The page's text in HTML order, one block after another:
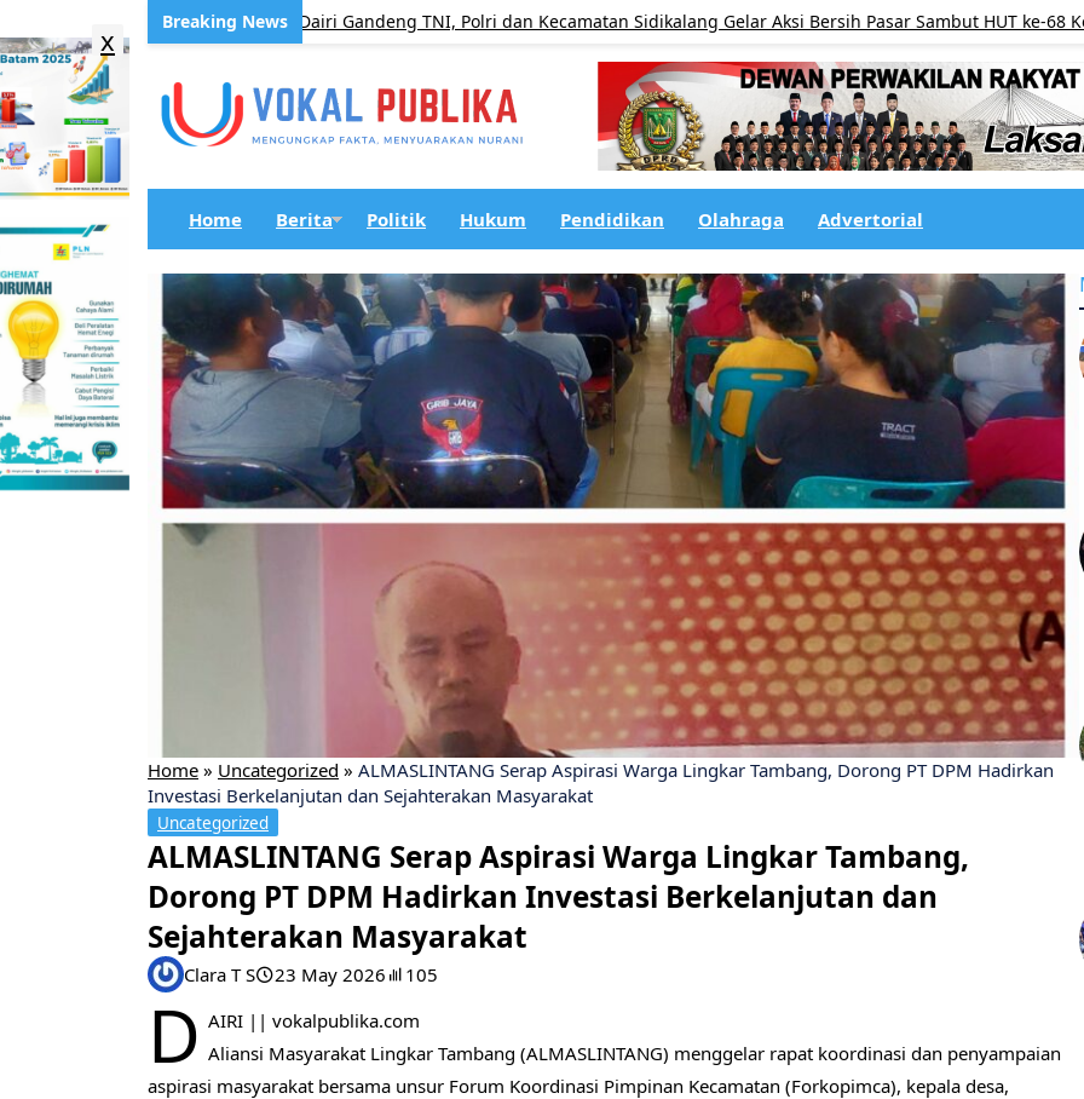
PD Pasar Dairi Gandeng TNI, Polri dan Kecamatan Sidikalang Gelar Aksi Bersih Pasar Sambut HUT ke-68 Korem
Home Berita Politik Hukum Pendidikan Olahraga Advertorial
Home » Uncategorized » ALMASLINTANG Serap Aspirasi Warga Lingkar Tambang, Dorong PT DPM Hadirkan
Investasi Berkelanjutan dan Sejahterakan Masyarakat
Uncategorized
ALMASLINTANG Serap Aspirasi Warga Lingkar Tambang,
Dorong PT DPM Hadirkan Investasi Berkelanjutan dan
Sejahterakan Masyarakat
Clara T S 23 May 2026 105
D AIRI || vokalpublika.com
Aliansi Masyarakat Lingkar Tambang (ALMASLINTANG) menggelar rapat koordinasi dan penyampaian
aspirasi masyarakat bersama unsur Forum Koordinasi Pimpinan Kecamatan (Forkopimca), kepala desa,
x